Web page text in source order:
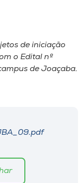
de iniciação
o Edital nº
de Joaçaba.